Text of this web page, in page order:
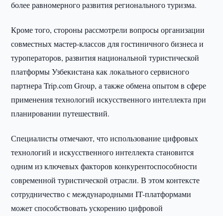
более равномерного развития регионального туризма.
Кроме того, стороны рассмотрели вопросы организации
совместных мастер-классов для гостиничного бизнеса и
туроператоров, развития национальной туристической
платформы Узбекистана как локального сервисного
партнера Trip.com Group, а также обмена опытом в сфере
применения технологий искусственного интеллекта при
планировании путешествий.
Специалисты отмечают, что использование цифровых
технологий и искусственного интеллекта становится
одним из ключевых факторов конкурентоспособности
современной туристической отрасли. В этом контексте
сотрудничество с международными IT-платформами
может способствовать ускорению цифровой